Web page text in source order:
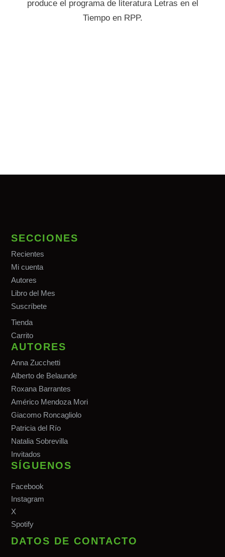
produce el programa de literatura Letras en el
Tiempo en RPP.
SECCIONES
Recientes
Mi cuenta
Autores
Libro del Mes
Suscríbete
Tienda
Carrito
AUTORES
Anna Zucchetti
Alberto de Belaunde
Roxana Barrantes
Américo Mendoza Mori
Giacomo Roncagliolo
Patricia del Río
Natalia Sobrevilla
Invitados
SÍGUENOS
Facebook
Instagram
X
Spotify
DATOS DE CONTACTO